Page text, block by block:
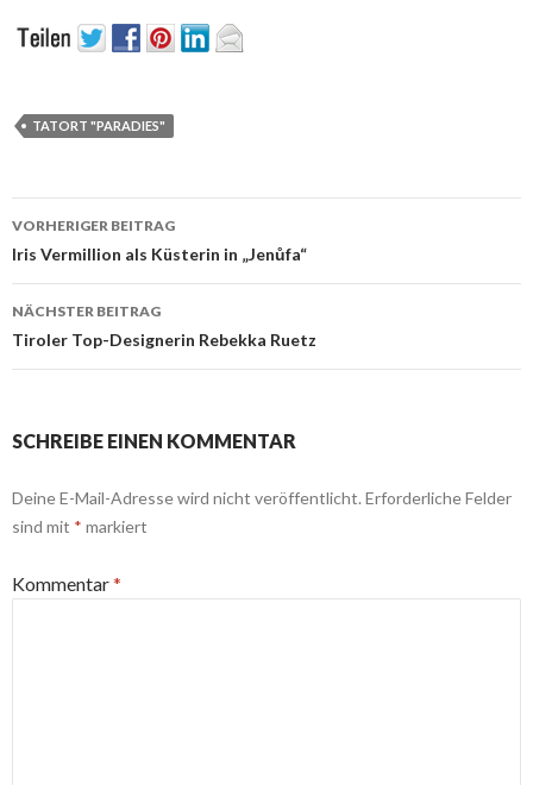
TATORT "PARADIES"
Beitrags-
Navigation
VORHERIGER BEITRAG
Iris Vermillion als Küsterin in „Jenůfa“
NÄCHSTER BEITRAG
Tiroler Top-Designerin Rebekka Ruetz
SCHREIBE EINEN KOMMENTAR
Deine E-Mail-Adresse wird nicht veröffentlicht. Erforderliche Felder
sind mit * markiert
Kommentar*